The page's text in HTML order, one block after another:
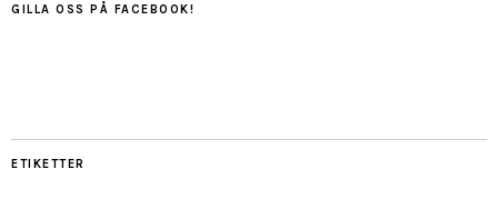
GILLA OSS PÅ FACEBOOK!
ETIKETTER